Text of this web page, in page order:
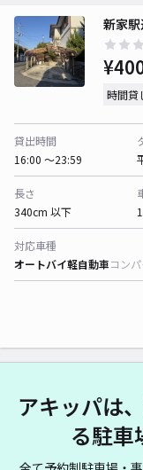
新家
時間貸
貸出時間
16:00 〜23:59
長さ
340cm 以下
対応車種
オートバイ軽自動車コン
アキッパは
る駐車